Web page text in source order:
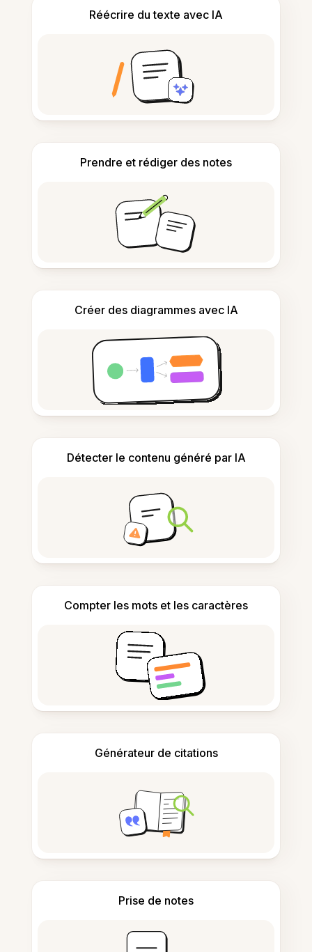
Réécrire du texte avec IA
Prendre et rédiger des notes
Créer des diagrammes avec IA
Détecter le contenu généré par IA
Compter les mots et les caractères
Générateur de citations
Prise de notes